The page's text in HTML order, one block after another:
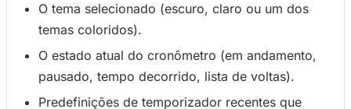
O tema selecionado (escuro, claro ou um dos
temas coloridos).
O estado atual do cronômetro (em andamento,
pausado, tempo decorrido, lista de voltas).
Predefinições de temporizador recentes que